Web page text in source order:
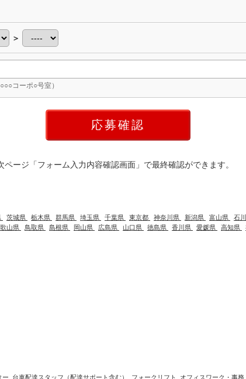
＞
コーポ○号室）
ページ「フォーム入力内容確認画面」で最終確認ができます。
茨城県 栃木県 群馬県 埼玉県 千葉県 東京都 神奈川県 新潟県 富山県
石
山県 鳥取県 島根県 岡山県 広島県 山口県 徳島県 香川県 愛媛県 高知県
ー 台車配達スタッフ（配達サポート含む） フォークリフト オフィスワーク・事務